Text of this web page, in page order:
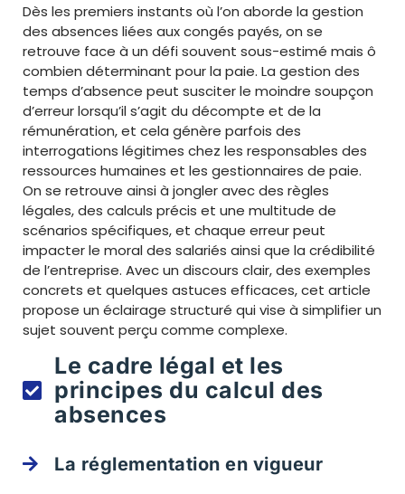
Dès les premiers instants où l’on aborde la gestion
des absences liées aux congés payés, on se
retrouve face à un défi souvent sous-estimé mais ô
combien déterminant pour la paie. La gestion des
temps d’absence peut susciter le moindre soupçon
d’erreur lorsqu’il s’agit du décompte et de la
rémunération, et cela génère parfois des
interrogations légitimes chez les responsables des
ressources humaines et les gestionnaires de paie.
On se retrouve ainsi à jongler avec des règles
légales, des calculs précis et une multitude de
scénarios spécifiques, et chaque erreur peut
impacter le moral des salariés ainsi que la crédibilité
de l’entreprise. Avec un discours clair, des exemples
concrets et quelques astuces efficaces, cet article
propose un éclairage structuré qui vise à simplifier un
sujet souvent perçu comme complexe.
Le cadre légal et les
principes du calcul des
absences
La réglementation en vigueur